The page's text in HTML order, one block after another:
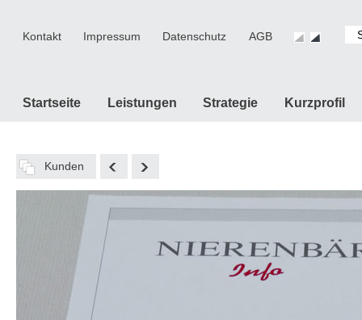
Kontakt Impressum Datenschutz AGB
Startseite Leistungen Strategie Kurzprofil
Kunden